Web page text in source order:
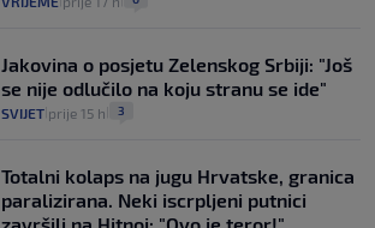
Jakovina o posjetu Zelenskog Srbiji: "Još
se nije odlučilo na koju stranu se ide"
SVIJET prije 15 h 3
Totalni kolaps na jugu Hrvatske, granica
paralizirana. Neki iscrpljeni putnici
završili na Hitnoj: "Ovo je teror!"